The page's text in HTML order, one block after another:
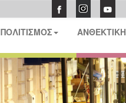
ΠΟΛΙΤΙΣΜΟΣ